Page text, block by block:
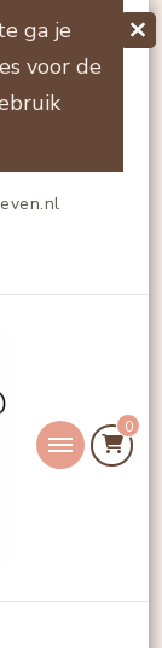
ga je
voor de
0